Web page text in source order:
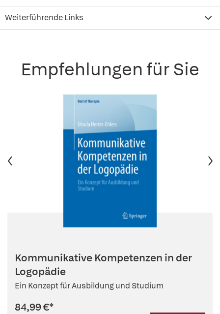
Weiterführende Links
Empfehlungen für Sie
Kommunikative Kompetenzen in der
Logopädie
Ein Konzept für Ausbildung und Studium
84,99 €*